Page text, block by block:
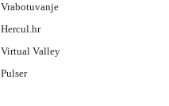
Vrabotuvanje
Hercul.hr
Virtual Valley
Pulser